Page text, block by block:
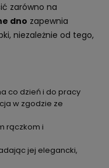
zarówno na
dno zapewnia
niezależnie od tego,
co dzień i do pracy
w zgodzie ze
rączkom i
jej elegancki,